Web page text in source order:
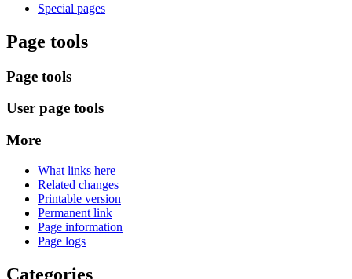
Special pages
Page tools
Page tools
User page tools
More
What links here
Related changes
Printable version
Permanent link
Page information
Page logs
Categories